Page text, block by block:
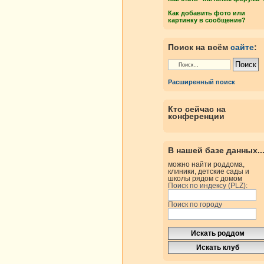
Как добавить фото или
картинку в сообщение?
Поиск на всём сайте:
Расширенный поиск
Кто сейчас на
конференции
В нашей базе данных...
можно найти роддома,
клиники, детские сады и
школы рядом с домом
Поиск по индексу (PLZ):
Поиск по городу